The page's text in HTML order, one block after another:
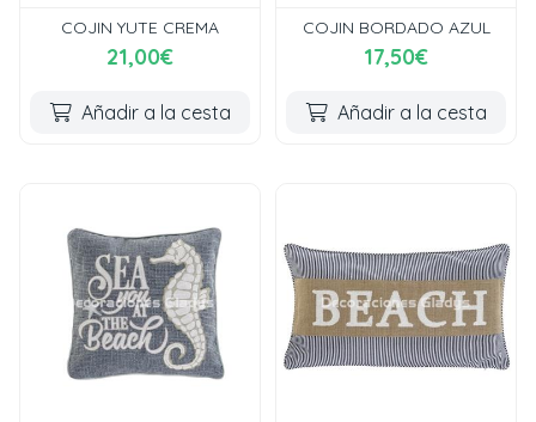
COJIN YUTE CREMA
21,00€
Añadir a la cesta
COJIN BORDADO AZUL
17,50€
Añadir a la cesta